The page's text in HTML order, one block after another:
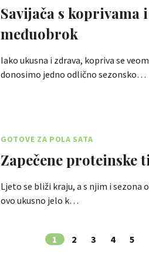
Savijača s
međuobrok
Iako ukusna i zdrava, kopriva se
donosimo jedno odlično sezonsko…
GOTOVE ZA POLA SATA
Zapečene proteinske
Ljeto se bliži kraju, a s njim i
ovo ukusno jelo k…
1 2 3 4 5